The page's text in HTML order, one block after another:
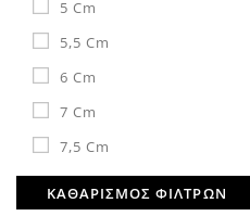
5 Cm
5,5 Cm
6 Cm
7 Cm
7,5 Cm
ΚΑΘΑΡΙΣΜΟΣ ΦΙΛΤΡΩΝ